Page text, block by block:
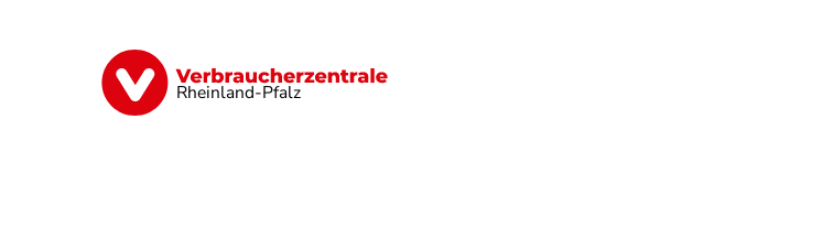
Rheinland-Pfalz
Digitales Finanzen & Versicherung